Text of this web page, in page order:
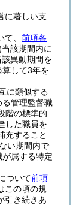
に著しい支
、 前項各
当該期間内に
異動期間を
して3年を
に類似する
管理監督職
階の標準的
した職員を
充すること
い期間内で
属する特定
ついて前項
この項の規
引き続きあ